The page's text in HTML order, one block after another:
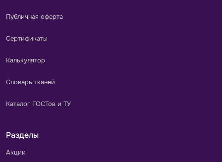
Публичная оферта
Сертификаты
Калькулятор
Словарь тканей
Каталог ГОСТов и ТУ
Разделы
Акции